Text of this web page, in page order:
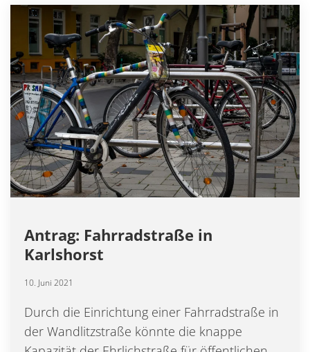
Antrag: Fahrradstraße in
Karlshorst
10. Juni 2021
Durch die Einrichtung einer Fahrradstraße in
der Wandlitzstraße könnte die knappe